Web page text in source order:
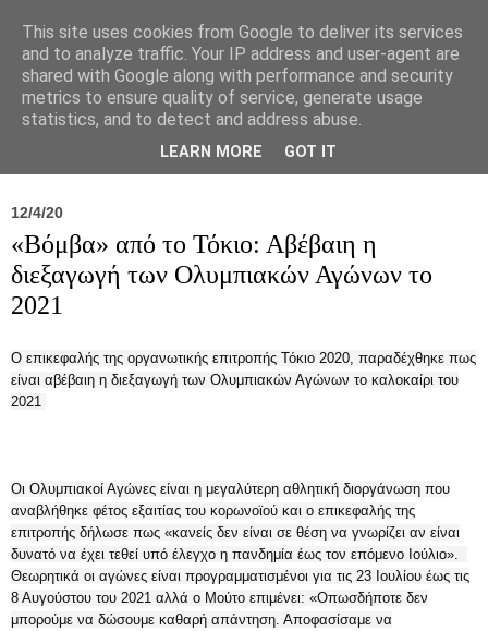
Σύλλογος Ιπποκράτειος
12/4/20
«Βόμβα» από το Τόκιο: Αβέβαιη η
διεξαγωγή των Ολυμπιακών Αγώνων το
2021
Ο επικεφαλής της οργανωτικής επιτροπής Τόκιο 2020, παραδέχθηκε πως
είναι αβέβαιη η διεξαγωγή των Ολυμπιακών Αγώνων το καλοκαίρι του
2021
Οι Ολυμπιακοί Αγώνες είναι η μεγαλύτερη αθλητική διοργάνωση που
αναβλήθηκε φέτος εξαιτίας του κορωνοϊού και ο επικεφαλής της
επιτροπής δήλωσε πως «κανείς δεν είναι σε θέση να γνωρίζει αν είναι
δυνατό να έχει τεθεί υπό έλεγχο η πανδημία έως τον επόμενο Ιούλιο».
Θεωρητικά οι αγώνες είναι προγραμματισμένοι για τις 23 Ιουλίου έως τις
8 Αυγούστου του 2021 αλλά ο Μούτο επιμένει: «Οπωσδήποτε δεν
μπορούμε να δώσουμε καθαρή απάντηση. Αποφασίσαμε να
This site uses cookies from Google to deliver its services
and to analyze traffic. Your IP address and user-agent are
shared with Google along with performance and security
metrics to ensure quality of service, generate usage
statistics, and to detect and address abuse.
LEARN MORE GOT IT